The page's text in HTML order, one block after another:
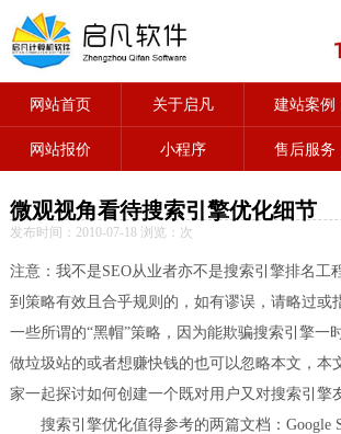
网站首页 关于启凡 建站案例
网站报价 小程序 售后服务
微观视角看待搜索引擎优化细节
发布时间：2010-07-18 浏览： 次
注意：我不是SEO从业者亦不是搜索引擎排名工
到策略有效且合乎规则的，如有谬误，请略过或
一些所谓的“黑帽”策略，因为能欺骗搜索引擎一
做垃圾站的或者想赚快钱的也可以忽略本文，本
家一起探讨如何创建一个既对用户又对搜索引擎
搜索引擎优化值得参考的两篇文档：Google